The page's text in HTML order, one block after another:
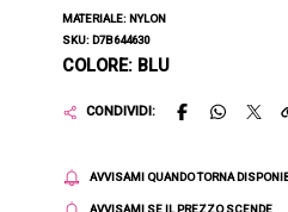
MATERIALE: NYLON
SKU: D7B644630
COLORE: BLU
CONDIVIDI:
AVVISAMI QUANDO TORNA
AVVISAMI SE IL PREZZO SCENDE